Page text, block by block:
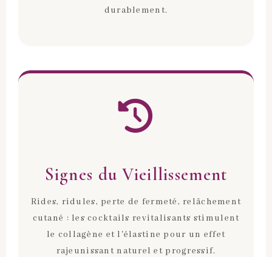
durablement.
Signes du Vieillissement
Rides, ridules, perte de fermeté, relâchement
cutané : les cocktails revitalisants stimulent
le collagène et l'élastine pour un effet
rajeunissant naturel et progressif.